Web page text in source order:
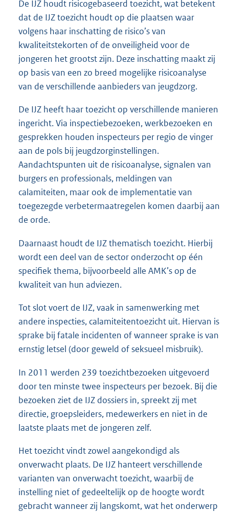
De IJZ houdt risicogebaseerd toezicht, wat betekent
dat de IJZ toezicht houdt op die plaatsen waar
volgens haar inschatting de risico’s van
kwaliteitstekorten of de onveiligheid voor de
jongeren het grootst zijn. Deze inschatting maakt zij
op basis van een zo breed mogelijke risicoanalyse
van de verschillende aanbieders van jeugdzorg.
De IJZ heeft haar toezicht op verschillende manieren
ingericht. Via inspectiebezoeken, werkbezoeken en
gesprekken houden inspecteurs per regio de vinger
aan de pols bij jeugdzorginstellingen.
Aandachtspunten uit de risicoanalyse, signalen van
burgers en professionals, meldingen van
calamiteiten, maar ook de implementatie van
toegezegde verbetermaatregelen komen daarbij aan
de orde.
Daarnaast houdt de IJZ thematisch toezicht. Hierbij
wordt een deel van de sector onderzocht op één
specifiek thema, bijvoorbeeld alle AMK’s op de
kwaliteit van hun adviezen.
Tot slot voert de IJZ, vaak in samenwerking met
andere inspecties, calamiteitentoezicht uit. Hiervan is
sprake bij fatale incidenten of wanneer sprake is van
ernstig letsel (door geweld of seksueel misbruik).
In 2011 werden 239 toezichtbezoeken uitgevoerd
door ten minste twee inspecteurs per bezoek. Bij die
bezoeken ziet de IJZ dossiers in, spreekt zij met
directie, groepsleiders, medewerkers en niet in de
laatste plaats met de jongeren zelf.
Het toezicht vindt zowel aangekondigd als
onverwacht plaats. De IJZ hanteert verschillende
varianten van onverwacht toezicht, waarbij de
instelling niet of gedeeltelijk op de hoogte wordt
gebracht wanneer zij langskomt, wat het onderwerp